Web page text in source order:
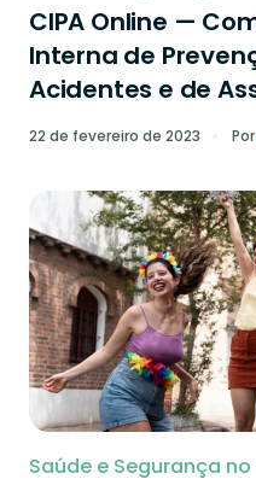
CIPA Online —
Interna de
Acidentes e de
22 de fevereiro de 2023 Por
Saúde e Segurança